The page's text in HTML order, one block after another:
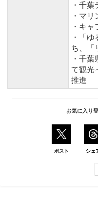
・千
・マ
・キ
・「
ち、「
・千
て観光
推進
お気に入り
ポスト シェ